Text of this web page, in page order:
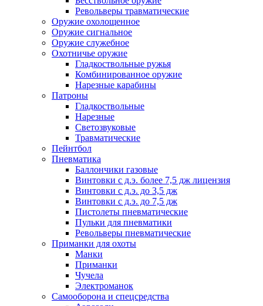
Револьверы травматические
Оружие охолощенное
Оружие сигнальное
Оружие служебное
Охотничье оружие
Гладкоствольные ружья
Комбинированное оружие
Нарезные карабины
Патроны
Гладкоствольные
Нарезные
Светозвуковые
Травматические
Пейнтбол
Пневматика
Баллончики газовые
Винтовки с д.э. более 7,5 дж лицензия
Винтовки с д.э. до 3,5 дж
Винтовки с д.э. до 7,5 дж
Пистолеты пневматические
Пульки для пневматики
Револьверы пневматические
Приманки для охоты
Манки
Приманки
Чучела
Электроманок
Самооборона и спецсредства